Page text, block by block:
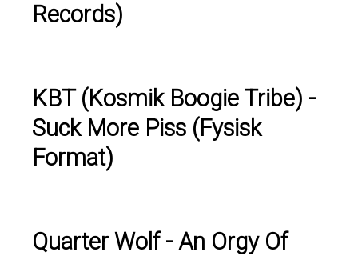
Records)
KBT (Kosmik Boogie Tribe) -
Suck More Piss (Fysisk
Format)
Quarter Wolf - An Orgy Of